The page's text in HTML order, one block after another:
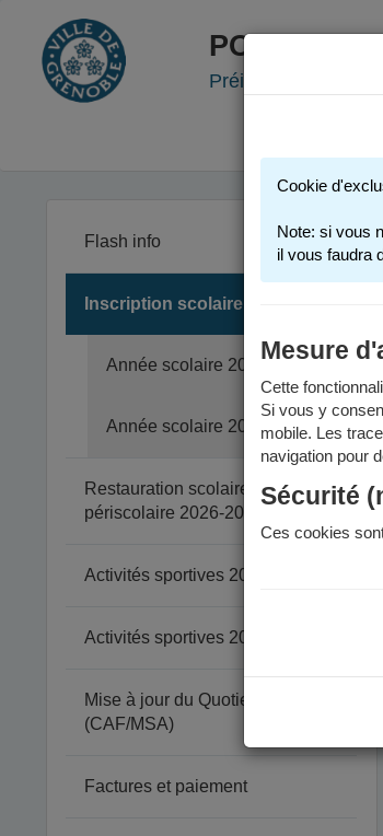
PORTAIL
Préinscription
Flash info
Inscription scolaire
Année scolaire 2025-2026
Année scolaire 2026-2027
Restauration scolaire et
périscolaire 2026-2027
Activités sportives 2025-2026
Activités sportives 2026-2027
Mise à jour du Quotient Familial
(CAF/MSA)
Factures et paiement
Cookie
Note: si vous
il vous faudra
Mesure
Cette
Si vous y
mobile. Les
navigation pour
Sécurité
Ces cookies